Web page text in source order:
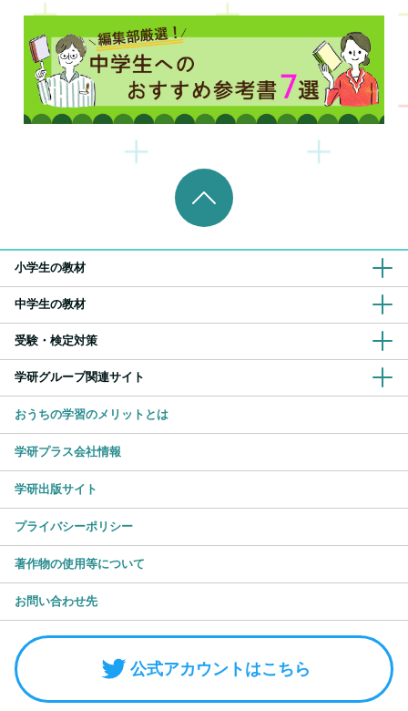
小学生の教材
中学生の教材
受験・検定対策
学研グループ関連サイト
おうちの学習のメリットとは
学研プラス会社情報
学研出版サイト
プライバシーポリシー
著作物の使用等について
お問い合わせ先
公式アカウントはこちら